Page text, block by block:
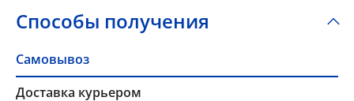
Способы получения
Самовывоз
Доставка курьером